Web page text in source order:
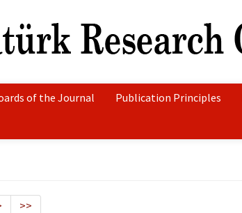
of the Journal Publication Principles
>>